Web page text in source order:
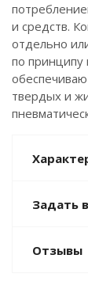
и средств.
отдельно
по принципу
твердых и
Задать
Отзывы